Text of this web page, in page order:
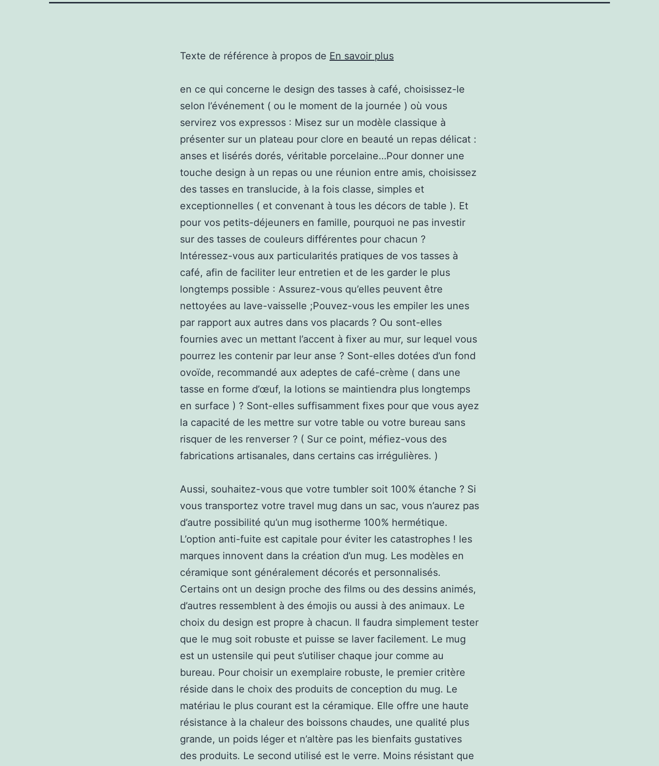
Texte de référence à propos de En savoir plus
en ce qui concerne le design des tasses à café, choisissez-le
selon l’événement ( ou le moment de la journée ) où vous
servirez vos expressos : Misez sur un modèle classique à
présenter sur un plateau pour clore en beauté un repas délicat :
anses et lisérés dorés, véritable porcelaine…Pour donner une
touche design à un repas ou une réunion entre amis, choisissez
des tasses en translucide, à la fois classe, simples et
exceptionnelles ( et convenant à tous les décors de table ). Et
pour vos petits-déjeuners en famille, pourquoi ne pas investir
sur des tasses de couleurs différentes pour chacun ?
Intéressez-vous aux particularités pratiques de vos tasses à
café, afin de faciliter leur entretien et de les garder le plus
longtemps possible : Assurez-vous qu’elles peuvent être
nettoyées au lave-vaisselle ;Pouvez-vous les empiler les unes
par rapport aux autres dans vos placards ? Ou sont-elles
fournies avec un mettant l’accent à fixer au mur, sur lequel vous
pourrez les contenir par leur anse ? Sont-elles dotées d’un fond
ovoïde, recommandé aux adeptes de café-crème ( dans une
tasse en forme d’œuf, la lotions se maintiendra plus longtemps
en surface ) ? Sont-elles suffisamment fixes pour que vous ayez
la capacité de les mettre sur votre table ou votre bureau sans
risquer de les renverser ? ( Sur ce point, méfiez-vous des
fabrications artisanales, dans certains cas irrégulières. )
Aussi, souhaitez-vous que votre tumbler soit 100% étanche ? Si
vous transportez votre travel mug dans un sac, vous n’aurez pas
d’autre possibilité qu’un mug isotherme 100% hermétique.
L’option anti-fuite est capitale pour éviter les catastrophes ! les
marques innovent dans la création d’un mug. Les modèles en
céramique sont généralement décorés et personnalisés.
Certains ont un design proche des films ou des dessins animés,
d’autres ressemblent à des émojis ou aussi à des animaux. Le
choix du design est propre à chacun. Il faudra simplement tester
que le mug soit robuste et puisse se laver facilement. Le mug
est un ustensile qui peut s’utiliser chaque jour comme au
bureau. Pour choisir un exemplaire robuste, le premier critère
réside dans le choix des produits de conception du mug. Le
matériau le plus courant est la céramique. Elle offre une haute
résistance à la chaleur des boissons chaudes, une qualité plus
grande, un poids léger et n’altère pas les bienfaits gustatives
des produits. Le second utilisé est le verre. Moins résistant que